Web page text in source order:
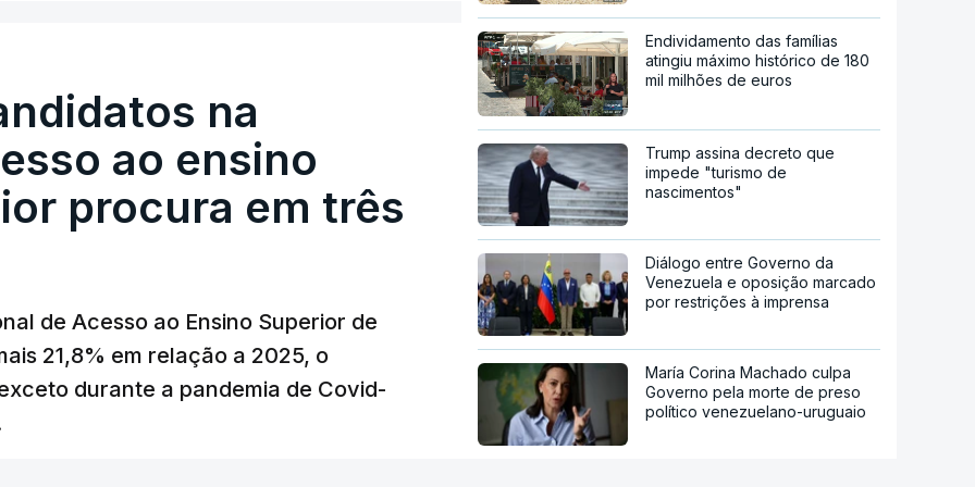
redução extraordinária e temporária no ISP,
dos combustíveis superior a 10
no Irão, à tensão geopolítica no Médio
preços dos combustíveis desceram
últimas semanas têm sido marcadas por
ser revertida na próxima semana.
na
ao ensino
procura em três
de Acesso ao Ensino Superior de
21,8% em relação a 2025, o
durante a pandemia de Covid-
Endividamento das famílias
atingiu máximo histórico de 180
mil milhões de euros
Trump assina decreto que
impede "turismo de
nascimentos"
Diálogo entre Governo da
Venezuela e oposição marcado
por restrições à imprensa
María Corina Machado culpa
Governo pela morte de preso
político venezuelano-uruguaio